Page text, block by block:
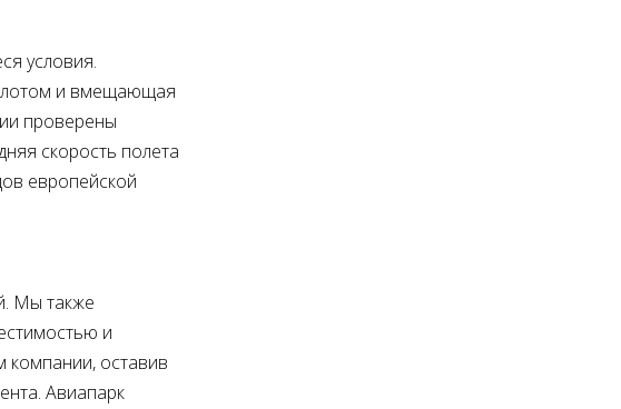
условия.
и вмещающая
проверены
скорость полета
европейской
Мы также
и
компании, оставив
Авиапарк